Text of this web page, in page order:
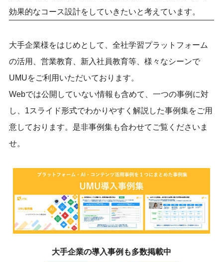
効果的なコース設計をしていきたいと考えています。
大手企業様をはじめとして、全社学習プラットフォーム
の活用、営業教育、新入社員教育等、様々なシーンで
UMUをご利用いただいております。
Webでは公開していない情報も含めて、一つの事例に対
し、1スライド形式でわかりやすく解説した事例集をご用
意しております。是非事例集も合わせてご覧くださいま
せ。
大手企業の導入事例も多数掲載中